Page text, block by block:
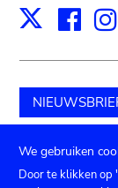
X
Schenk aan
We gebruiken
Door te klikken op